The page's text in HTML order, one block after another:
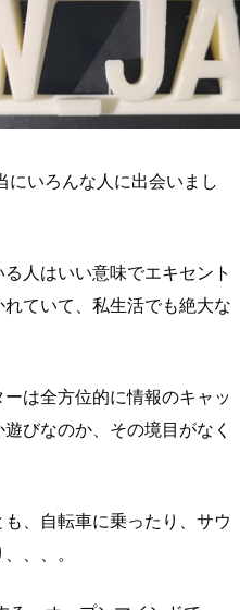
いろんな人に出会いまし
人はいい意味でエキセント
ていて、私生活でも絶大な
は全方位的に情報のキャッ
びなのか、その境目がなく
、自転車に乗ったり、サウ
、、。